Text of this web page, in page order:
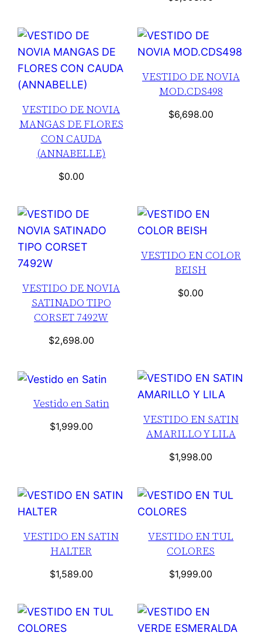
VESTIDO DE NOVIA
MANGAS DE FLORES
CON CAUDA
(ANNABELLE)
$0.00
VESTIDO DE NOVIA
MOD.CDS498
$6,698.00
VESTIDO DE NOVIA
SATINADO TIPO
CORSET 7492W
$2,698.00
VESTIDO EN COLOR
BEISH
$0.00
Vestido en Satin
$1,999.00
VESTIDO EN SATIN
AMARILLO Y LILA
$1,998.00
VESTIDO EN SATIN
HALTER
$1,589.00
VESTIDO EN TUL
COLORES
$1,999.00